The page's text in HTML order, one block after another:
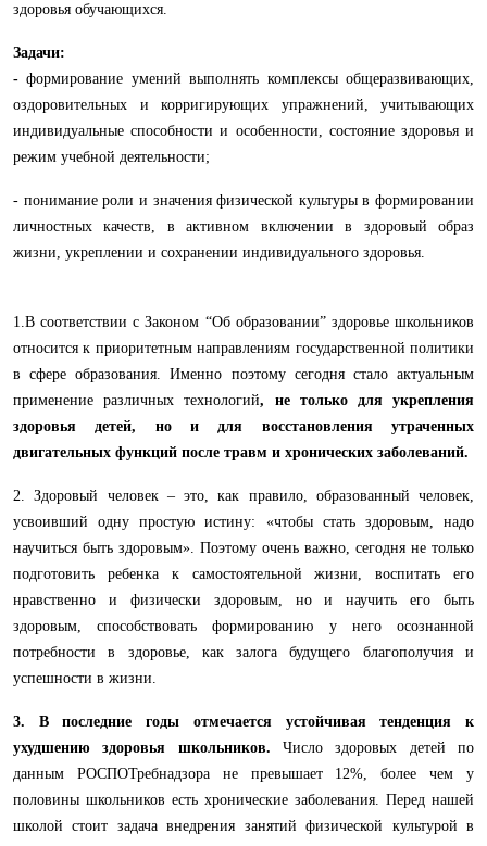
здоровья обучающихся.
Задачи:
-формирование умений выполнять комплексы общеразвивающих,
оздоровительных и корригирующих упражнений, учитывающих
индивидуальные способности и особенности, состояние здоровья и
режим учебной деятельности;
- понимание роли и значения физической культуры в формировании
личностных качеств, в активном включении в здоровый образ
жизни, укреплении и сохранении индивидуального здоровья.
1.В соответствии с Законом “Об образовании” здоровье школьников
относится к приоритетным направлениям государственной политики
в сфере образования. Именно поэтому сегодня стало актуальным
применение различных технологий, не только для укрепления
здоровья детей, но и для восстановления утраченных
двигательных функций после травм и хронических заболеваний.
2. Здоровый человек – это, как правило, образованный человек,
усвоивший одну простую истину: «чтобы стать здоровым, надо
научиться быть здоровым». Поэтому очень важно, сегодня не только
подготовить ребенка к самостоятельной жизни, воспитать его
нравственно и физически здоровым, но и научить его быть
здоровым, способствовать формированию у него осознанной
потребности в здоровье, как залога будущего благополучия и
успешности в жизни.
3. В последние годы отмечается устойчивая тенденция к
ухудшению здоровья школьников. Число здоровых детей по
данным РОСПОТребнадзора не превышает 12%, более чем у
половины школьников есть хронические заболевания. Перед нашей
школой стоит задача внедрения занятий физической культурой в